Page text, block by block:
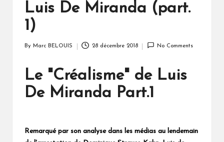
Luis De Miranda (part.
1)
By Marc BELOUIS 28 décembre 2018 No Comments
Le "Créalisme" de Luis
De Miranda Part.1
Remarqué par son analyse dans les médias au lendemain